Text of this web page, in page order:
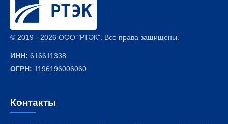
© 2019 - 2026 ООО "РТЭК". Все права защищены.
ИНН: 616611338
ОГРН: 1196196006060
Контакты